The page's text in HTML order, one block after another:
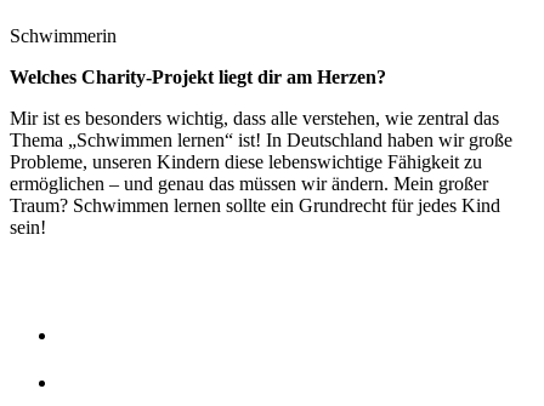
Schwimmerin
Welches Charity-Projekt liegt dir am Herzen?
Mir ist es besonders wichtig, dass alle verstehen, wie zentral das
Thema „Schwimmen lernen“ ist! In Deutschland haben wir große
Probleme, unseren Kindern diese lebenswichtige Fähigkeit zu
ermöglichen – und genau das müssen wir ändern. Mein großer
Traum? Schwimmen lernen sollte ein Grundrecht für jedes Kind
sein!